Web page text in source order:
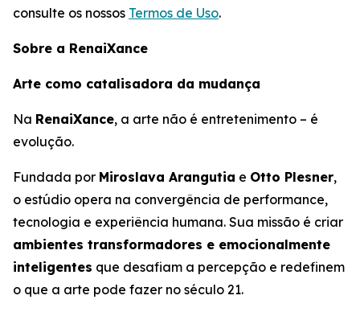
consulte os nossos Termos de Uso.
Sobre a RenaiXance
Arte como catalisadora da mudança
Na RenaiXance, a arte não é entretenimento – é
evolução.
Fundada por Miroslava Arangutia e Otto Plesner,
o estúdio opera na convergência de performance,
tecnologia e experiência humana. Sua missão é criar
ambientes transformadores e emocionalmente
inteligentes que desafiam a percepção e redefinem
o que a arte pode fazer no século 21.